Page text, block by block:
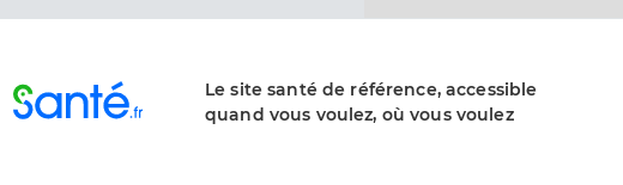
Le site santé de référence, accessible
quand vous voulez, où vous voulez